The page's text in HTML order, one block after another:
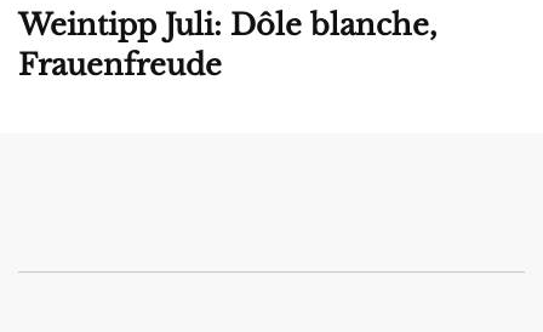
Weintipp Juli: Dôle blanche,
Frauenfreude